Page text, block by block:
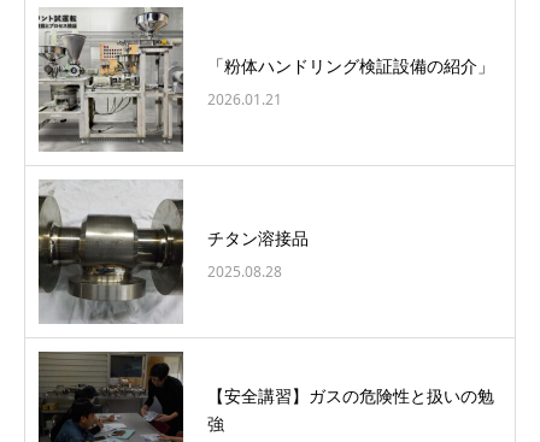
「粉体ハンドリング検証設備の紹介」
2026.01.21
チタン溶接品
2025.08.28
【安全講習】ガスの危険性と扱いの勉
強